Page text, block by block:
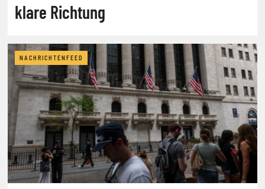
klare Richtung
NACHRICHTENFEED